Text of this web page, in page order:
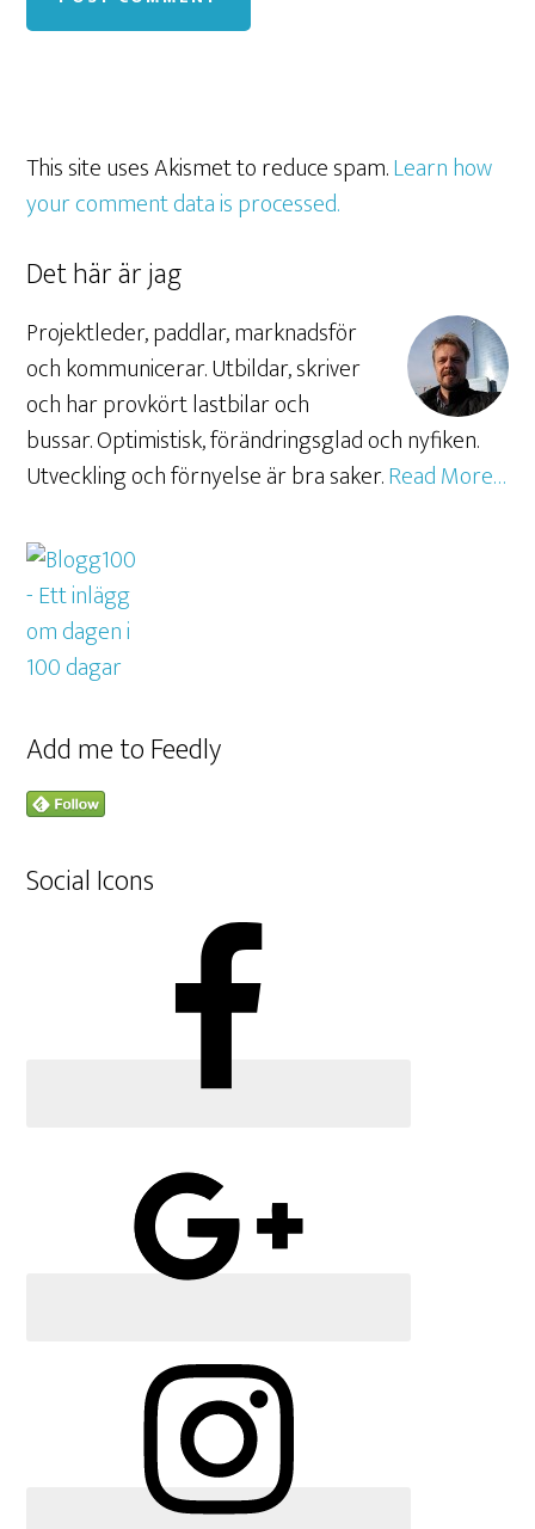
This site uses Akismet to reduce spam.Learn how
your comment data is processed.
Det här är jag
Projektleder, paddlar, marknadsför
och kommunicerar. Utbildar, skriver
och har provkört lastbilar och
bussar. Optimistisk, förändringsglad och nyfiken.
Utveckling och förnyelse är bra saker.Read More…
Add me to Feedly
Social Icons